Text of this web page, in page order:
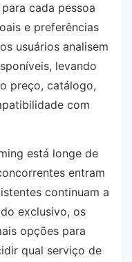
cada pessoa
e preferências
usuários analisem
levando
preço, catálogo,
com
está longe de
entram
continuam a
exclusivo, os
opções para
qual serviço de